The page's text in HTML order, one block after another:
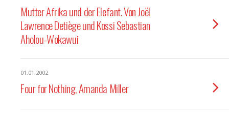
Mutter Afrika und der Elefant. Von Joël
Lawrence Detiège und Kossi Sebastian
Aholou-Wokawui
01.01.2002
Four for Nothing, Amanda Miller